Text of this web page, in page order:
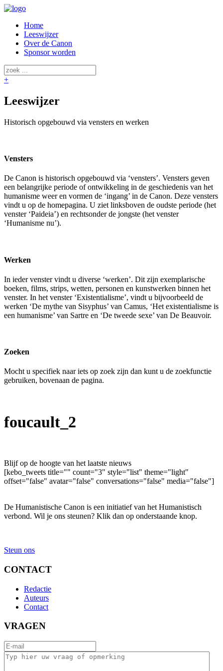
Home
Leeswijzer
Over de Canon
Sponsor worden
+
Leeswijzer
Historisch opgebouwd via vensters en werken
Vensters
De Canon is historisch opgebouwd via ‘vensters’. Vensters geven
een belangrijke periode of ontwikkeling in de geschiedenis van het
humanisme weer en vormen de ‘ingang’ in de Canon. Deze vensters
vindt u op de homepagina. U ziet linksboven de oudste periode (het
venster ‘Paideia’) en rechtsonder de jongste (het venster
‘Humanisme nu’).
Werken
In ieder venster vindt u diverse ‘werken’. Dit zijn exemplarische
boeken, films, strips, wetten, personen en kunstwerken binnen het
venster. In het venster ‘Existentialisme’, vindt u bijvoorbeeld de
werken ‘De mythe van Sisyphus’ van Camus, ‘Het existentialisme is
een humanisme’ van Sartre en ‘De tweede sexe’ van De Beauvoir.
Zoeken
Mocht u specifiek naar iets op zoek zijn dan kunt u de zoekfunctie
gebruiken, bovenaan de pagina.
foucault_2
Blijf op de hoogte van het laatste nieuws
[kebo_tweets title="" count="3" style="list" theme="light"
offset="false" avatar="false" conversations="false" media="false"]
De Humanistische Canon is een initiatief van het Humanistisch
verbond. Wil je ons steunen? Klik dan op onderstaande knop.
Steun ons
CONTACT
Redactie
Auteurs
Contact
VRAGEN